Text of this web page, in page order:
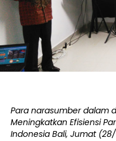
Para narasumber dalam
Meningkatkan Efisiensi
Indonesia Bali, Jumat